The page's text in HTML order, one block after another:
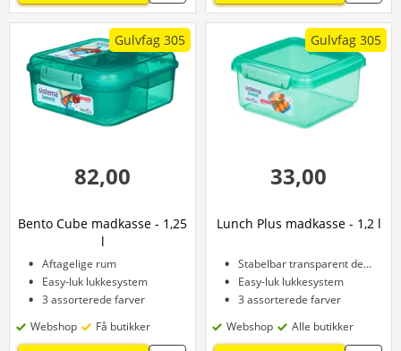
Gulvfag 305
82,00
Bento Cube madkasse - 1,25
l
Aftagelige rum
Easy-luk lukkesystem
3 assorterede farver
Webshop
Få butikker
Gulvfag 305
33,00
Lunch Plus madkasse - 1,2 l
Stabelbar transparent design
Easy-luk lukkesystem
3 assorterede farver
Webshop
Alle butikker